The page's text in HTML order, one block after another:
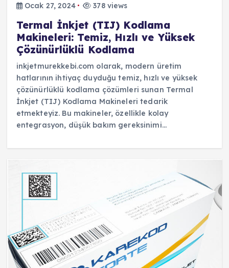
Ocak 27, 2024
378 views
Termal İnkjet (TIJ) Kodlama
Makineleri: Temiz, Hızlı ve Yüksek
Çözünürlüklü Kodlama
inkjetmurekkebi.com olarak, modern üretim
hatlarının ihtiyaç duyduğu temiz, hızlı ve yüksek
çözünürlüklü kodlama çözümleri sunan Termal
İnkjet (TIJ) Kodlama Makineleri tedarik
etmekteyiz. Bu makineler, özellikle kolay
entegrasyon, düşük bakım gereksinimi…